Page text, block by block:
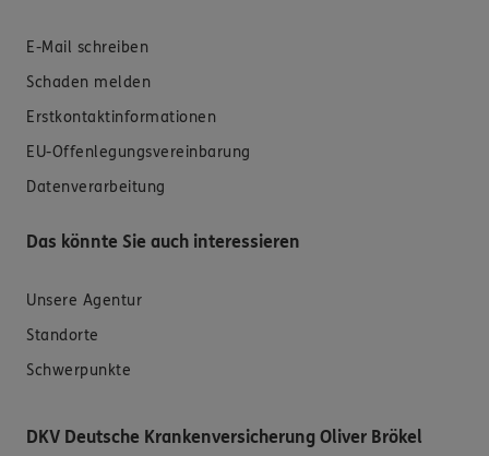
E-Mail schreiben
Schaden melden
Erstkontaktinformationen
EU-Offenlegungsvereinbarung
Datenverarbeitung
Das könnte Sie auch interessieren
Unsere Agentur
Standorte
Schwerpunkte
DKV Deutsche Krankenversicherung Oliver Brökel